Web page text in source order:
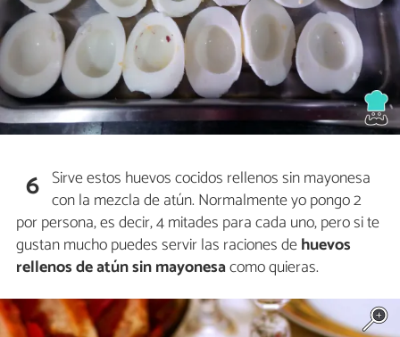
6 Sirve estos huevos cocidos rellenos sin mayonesa
con la mezcla de atún. Normalmente yo pongo 2
por persona, es decir, 4 mitades para cada uno, pero si te
gustan mucho puedes servir las raciones dehuevos
rellenos de atún sin mayonesacomo quieras.